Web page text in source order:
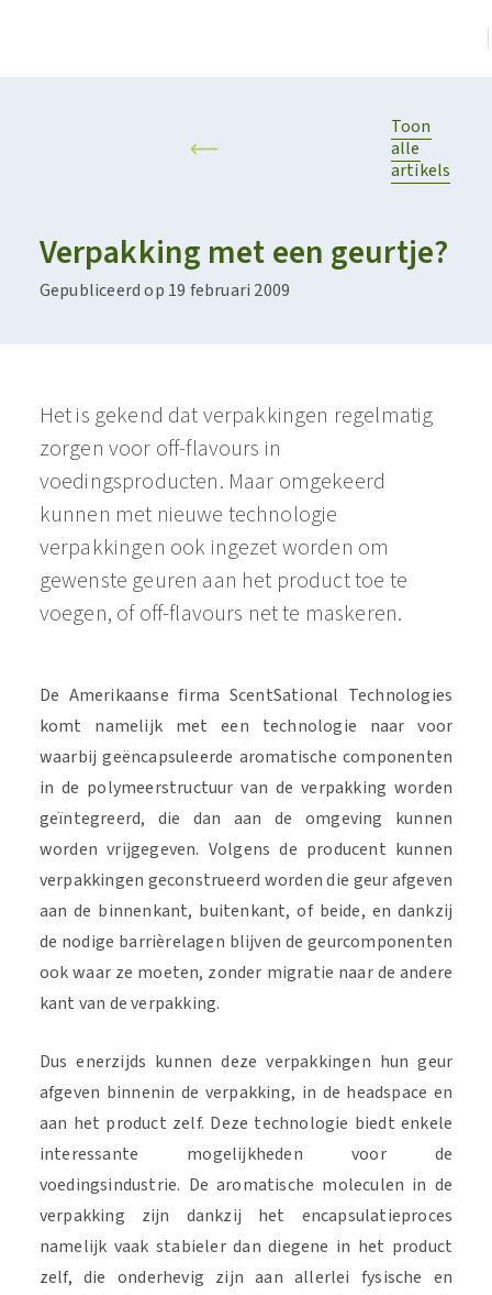
Toon
alle
artikels
Verpakking met een geurtje?
Gepubliceerd op 19 februari 2009
Het is gekend dat verpakkingen regelmatig
zorgen voor off-flavours in
voedingsproducten. Maar omgekeerd
kunnen met nieuwe technologie
verpakkingen ook ingezet worden om
gewenste geuren aan het product toe te
voegen, of off-flavours net te maskeren.
De Amerikaanse firma ScentSational Technologies
komt namelijk met een technologie naar voor
waarbij geëncapsuleerde aromatische componenten
in de polymeerstructuur van de verpakking worden
geïntegreerd, die dan aan de omgeving kunnen
worden vrijgegeven. Volgens de producent kunnen
verpakkingen geconstrueerd worden die geur afgeven
aan de binnenkant, buitenkant, of beide, en dankzij
de nodige barrièrelagen blijven de geurcomponenten
ook waar ze moeten, zonder migratie naar de andere
kant van de verpakking.
Dus enerzijds kunnen deze verpakkingen hun geur
afgeven binnenin de verpakking, in de headspace en
aan het product zelf. Deze technologie biedt enkele
interessante mogelijkheden voor de
voedingsindustrie. De aromatische moleculen in de
verpakking zijn dankzij het encapsulatieproces
namelijk vaak stabieler dan diegene in het product
zelf, die onderhevig zijn aan allerlei fysische en